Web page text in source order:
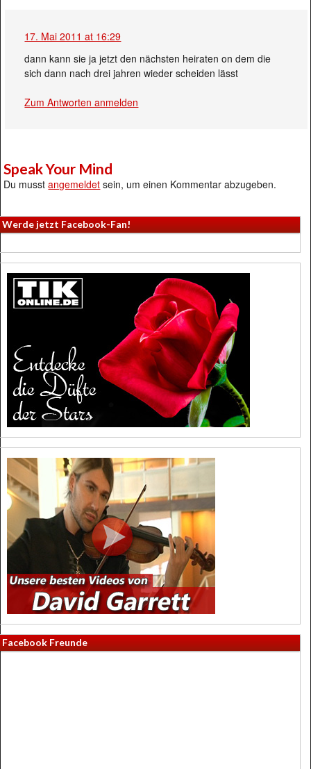
17. Mai 2011 at 16:29
dann kann sie ja jetzt den nächsten heiraten on dem die
sich dann nach drei jahren wieder scheiden lässt
Zum Antworten anmelden
Speak Your Mind
Du musstangemeldet sein, um einen Kommentar abzugeben.
Werde jetzt Facebook-Fan!
Facebook Freunde